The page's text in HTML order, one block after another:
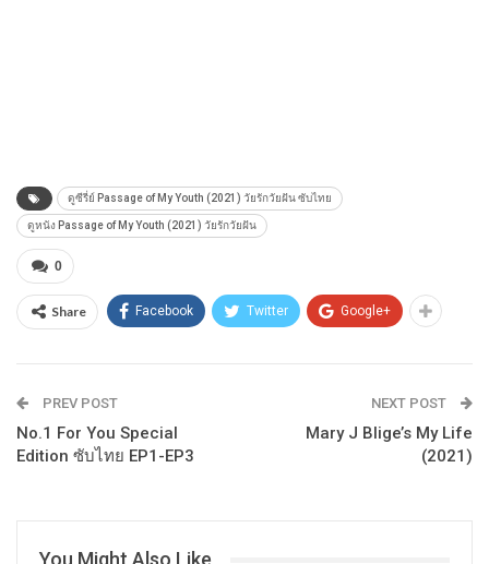
ดูซีรี่ย์ Passage of My Youth (2021) วัยรักวัยฝัน ซับไทย
ดูหนัง Passage of My Youth (2021) วัยรักวัยฝัน
0
Share Facebook Twitter Google+
PREV POST
No.1 For You Special
Edition ซับไทย EP1-EP3
NEXT POST
Mary J Blige’s My Life
(2021)